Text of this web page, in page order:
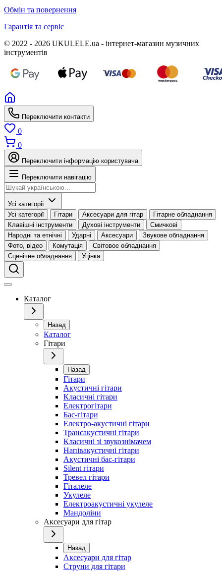
Обмін та повернення
Гарантія та сервіс
© 2022 - 2026 UKULELE.ua - інтернет-магазин музичних
інструментів
Переключити контакти
0
0
Переключити інформацію користувача
Переключити навігацію
Усі категорії
Усі категорії
Гітари Аксесуари для гітар
Гітарне обладнання
Клавішні інструменти
Духові інструменти
Смичкові
Народні та етнічні
Ударні Аксесуари
Звукове обладнання
Фото, відео
Комутація
Світовое обладнання
Сценічне обладнання
Уцінка
Каталог
Назад
Каталог
Гітари
Назад
Гітари
Акустичні гітари
Класичні гітари
Електрогітари
Бас-гітари
Електро-акустичні гітари
Трансакустичні гітари
Класичні зі звукознімачем
Напівакустичні гітари
Акустичні бас-гітари
Silent гітари
Тревел гітари
Гіталеле
Укулеле
Електроакустичні укулеле
Мандоліни
Аксесуари для гітар
Назад
Аксесуари для гітар
Струни для гітари